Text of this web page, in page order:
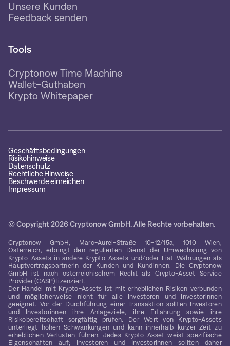
Unsere Kunden
Feedback senden
Tools
Cryptonow Time Machine
Wallet-Guthaben
Krypto Whitepaper
Geschäftsbedingungen
Risikohinweise
Datenschutz
Rechtliche Hinweise
Beschwerde einreichen
Impressum
© Copyright 2026 Cryptonow GmbH. Alle Rechte vorbehalten.
Cryptonow GmbH, Marc-Aurel-Straße 10-12/15a, 1010 Wien,
Österreich, erbringt den regulierten Dienst der Umwechslung von
Krypto-Assets in andere Krypto-Assets und/oder Fiat-Währungen als
Hauptvertragspartnerin der Kunden und Kundinnen. Die Cryptonow
GmbH ist nach österreichischem Recht als Crypto-Asset Service
Provider (CASP) lizenziert.
Der Handel mit Krypto-Assets ist mit erheblichen Risiken verbunden
und möglicherweise nicht für alle Investoren und Investorinnen
geeignet. Vor der Durchführung einer Transaktion sollten Investoren
und Investorinnen ihre Anlageziele, ihre Erfahrung sowie ihre
Risikobereitschaft sorgfältig prüfen. Der Wert von Krypto-Assets
unterliegt hohen Schwankungen und kann innerhalb kurzer Zeit zu
erheblichen Verlusten führen. Jedes Krypto-Asset weist spezifische
Eigenschaften auf; Investoren und Investorinnen sollten daher